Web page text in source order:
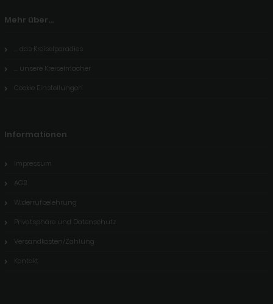
Mehr über...
... das Kreiselparadies
... unsere Kreiselmacher
Cookie Einstellungen
Informationen
Impressum
AGB
Widerrufbelehrung
Privatsphäre und Datenschutz
Versandkosten/Zahlung
Kontakt